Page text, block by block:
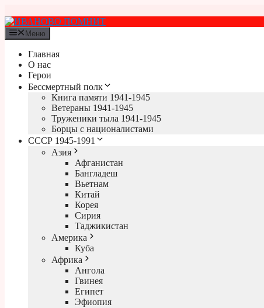
к
содержимому
Меню
Главная
О нас
Герои
Бессмертный полк
Книга памяти 1941-1945
Ветераны 1941-1945
Труженики тыла 1941-1945
Борцы с националистами
СССР 1945-1991
Азия
Афганистан
Бангладеш
Вьетнам
Китай
Корея
Сирия
Таджикистан
Америка
Куба
Африка
Ангола
Гвинея
Египет
Эфиопия